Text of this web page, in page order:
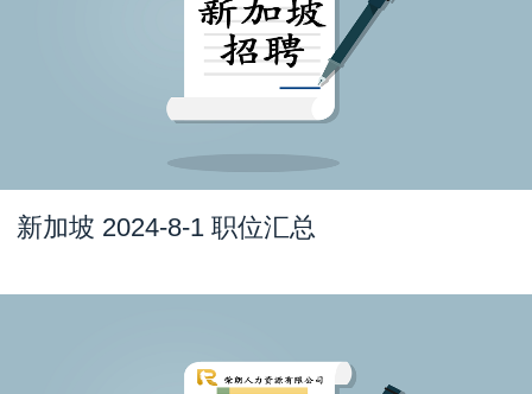
新加坡 2024-8-1 职位汇总